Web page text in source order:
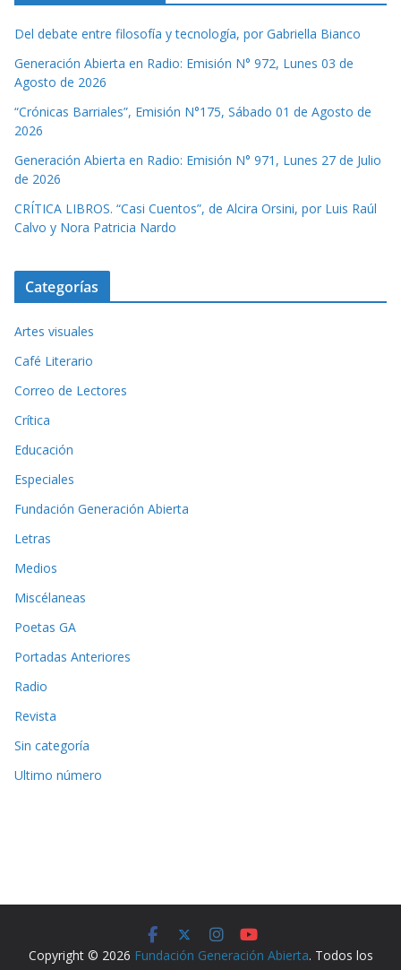
Del debate entre filosofía y tecnología, por Gabriella Bianco
Generación Abierta en Radio: Emisión N° 972, Lunes 03 de
Agosto de 2026
“Crónicas Barriales”, Emisión N°175, Sábado 01 de Agosto de
2026
Generación Abierta en Radio: Emisión N° 971, Lunes 27 de Julio
de 2026
CRÍTICA LIBROS. “Casi Cuentos”, de Alcira Orsini, por Luis Raúl
Calvo y Nora Patricia Nardo
Categorías
Artes visuales
Café Literario
Correo de Lectores
Crítica
Educación
Especiales
Fundación Generación Abierta
Letras
Medios
Miscélaneas
Poetas GA
Portadas Anteriores
Radio
Revista
Sin categoría
Ultimo número
Copyright © 2026 Fundación Generación Abierta. Todos los